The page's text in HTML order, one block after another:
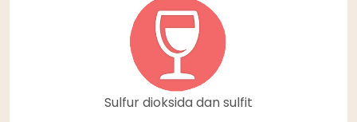
Sulfur dioksida dan sulfit